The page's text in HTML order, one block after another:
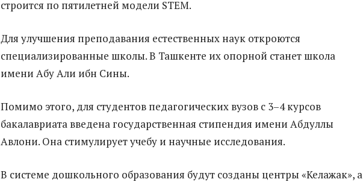
строится по пятилетней модели STEM.
Для улучшения преподавания естественных наук откроются
специализированные школы. В Ташкенте их опорной станет школа
имени Абу Али ибн Сины.
Помимо этого, для студентов педагогических вузов с 3–4 курсов
бакалавриата введена государственная стипендия имени Абдуллы
Авлони. Она стимулирует учебу и научные исследования.
В системе дошкольного образования будут созданы центры «Келажак», а